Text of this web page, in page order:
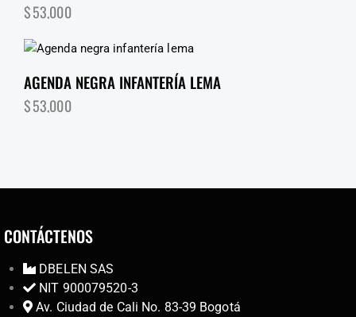
$53,000
AGENDA NEGRA INFANTERÍA LEMA
$53,000
CONTÁCTENOS
DBELEN SAS
NIT 900079520-3
Av. Ciudad de Cali No. 83-39 Bogotá